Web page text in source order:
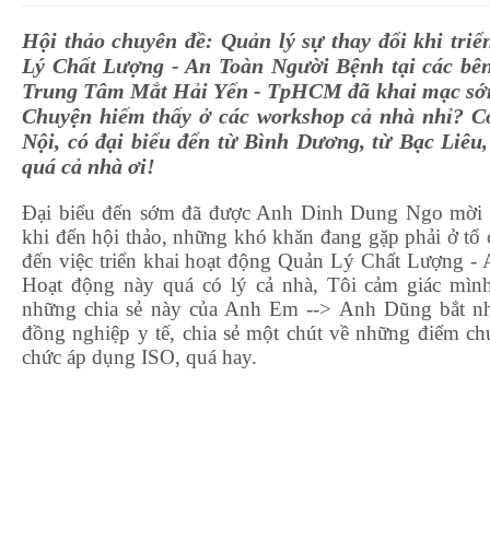
Hội thảo chuyên đề: Quản lý sự thay đổi khi
Lý Chất Lượng - An Toàn Người Bệnh tại các
Trung Tâm Mắt Hải Yến - TpHCM đã khai mạc
Chuyện hiếm thấy ở các workshop cả nhà nhỉ?
Nội, có đại biểu đến từ Bình Dương, từ Bạc
quá cả nhà ơi!
Đại biểu đến sớm đã được Anh Dinh Dung Ngo mời
khi đến hội thảo, những khó khăn đang gặp phải ở tổ
đến việc triển khai hoạt động Quản Lý Chất Lượng -
Hoạt động này quá có lý cả nhà, Tôi cảm giác
những chia sẻ này của Anh Em --> Anh Dũng bắt
đồng nghiệp y tế, chia sẻ một chút về những điểm
chức áp dụng ISO, quá hay.